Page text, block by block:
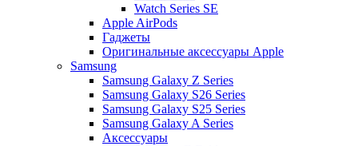
Watch Series SE
Apple AirPods
Гаджеты
Оригинальные аксессуары Apple
Samsung
Samsung Galaxy Z Series
Samsung Galaxy S26 Series
Samsung Galaxy S25 Series
Samsung Galaxy A Series
Аксессуары